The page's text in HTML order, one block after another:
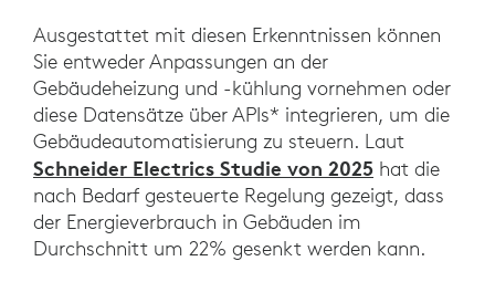
Ausgestattet mit diesen Erkenntnissen können
Sie entweder Anpassungen an der
Gebäudeheizung und -kühlung vornehmen oder
diese Datensätze über APIs* integrieren, um die
Gebäudeautomatisierung zu steuern. Laut
Schneider Electrics Studie von 2025 hat die
nach Bedarf gesteuerte Regelung gezeigt, dass
der Energieverbrauch in Gebäuden im
Durchschnitt um 22% gesenkt werden kann.